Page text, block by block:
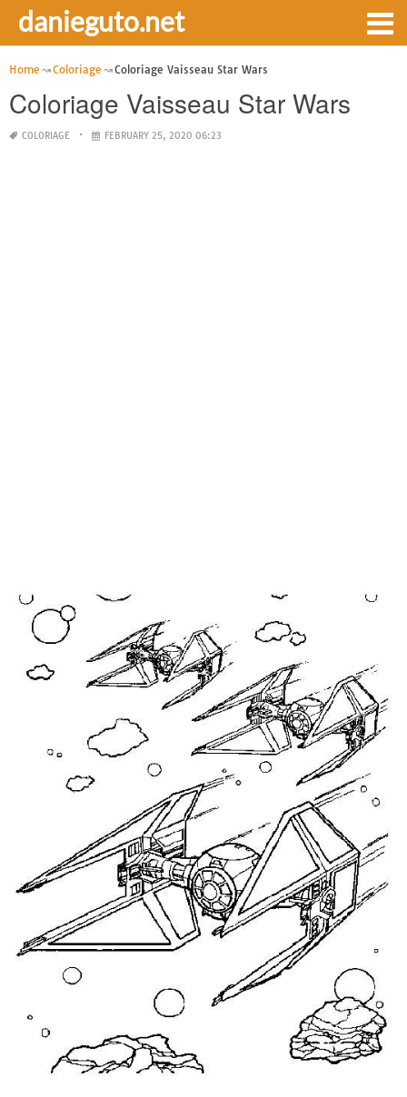
danieguto.net
Home Coloriage Coloriage Vaisseau Star Wars
Coloriage Vaisseau Star Wars
COLORIAGE FEBRUARY 25, 2020 06:23